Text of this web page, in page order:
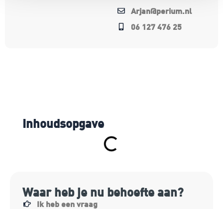
Arjan@perium.nl
06 127 476 25
Inhoudsopgave
Waar heb je nu behoefte aan?
Ik heb een vraag